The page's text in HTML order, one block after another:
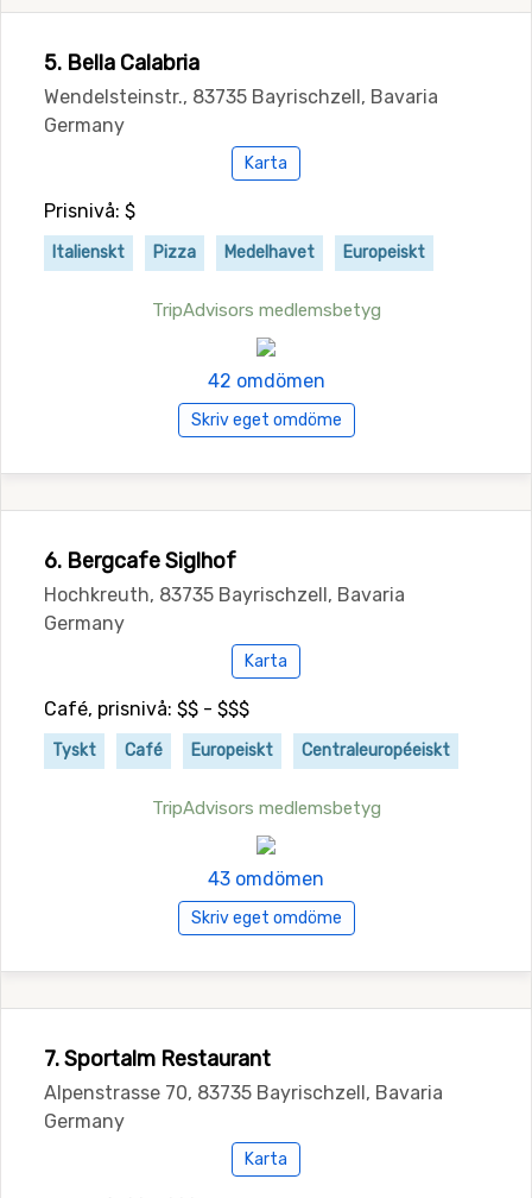
5. Bella Calabria
Wendelsteinstr., 83735 Bayrischzell, Bavaria
Germany
Karta
Prisnivå: $
Italienskt Pizza Medelhavet Europeiskt
TripAdvisors medlemsbetyg
42 omdömen
Skriv eget omdöme
6. Bergcafe Siglhof
Hochkreuth, 83735 Bayrischzell, Bavaria
Germany
Karta
Café, prisnivå: $$ - $$$
Tyskt Café Europeiskt Centraleuropéeiskt
TripAdvisors medlemsbetyg
43 omdömen
Skriv eget omdöme
7. Sportalm Restaurant
Alpenstrasse 70, 83735 Bayrischzell, Bavaria
Germany
Karta